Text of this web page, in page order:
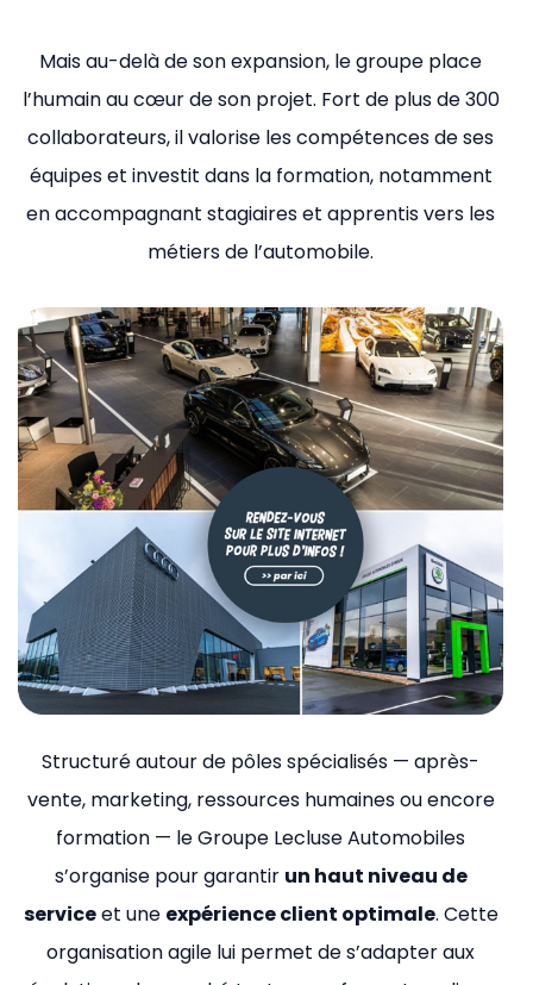
Mais au-delà de son expansion, le groupe place
l’humain au cœur de son projet. Fort de plus de 300
collaborateurs, il valorise les compétences de ses
équipes et investit dans la formation, notamment
en accompagnant stagiaires et apprentis vers les
métiers de l’automobile.
Structuré autour de pôles spécialisés — après-
vente, marketing, ressources humaines ou encore
formation — le Groupe Lecluse Automobiles
s’organise pour garantir un haut niveau de
serviceet une expérience client optimale. Cette
organisation agile lui permet de s’adapter aux